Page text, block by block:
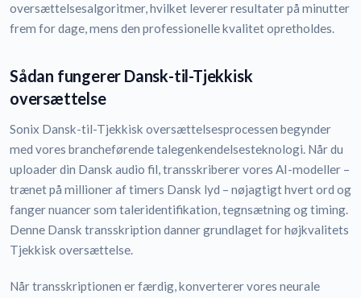
oversættelsesalgoritmer, hvilket leverer resultater på minutter
frem for dage, mens den professionelle kvalitet opretholdes.
Sådan fungerer Dansk-til-Tjekkisk
oversættelse
Sonix Dansk-til-Tjekkisk oversættelsesprocessen begynder
med vores brancheførende talegenkendelsesteknologi. Når du
uploader din Dansk audio fil, transskriberer vores AI-modeller –
trænet på millioner af timers Dansk lyd – nøjagtigt hvert ord og
fanger nuancer som taleridentifikation, tegnsætning og timing.
Denne Dansk transskription danner grundlaget for højkvalitets
Tjekkisk oversættelse.
Når transskriptionen er færdig, konverterer vores neurale